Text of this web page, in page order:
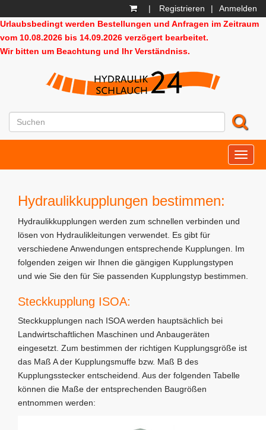
| Registrieren |
Anmelden
Urlaubsbedingt werden Bestellungen und Anfragen im Zeitraum
vom 10.08.2026 bis 14.09.2026 verzögert bearbeitet.
Wir bitten um Beachtung und Ihr Verständniss.
Hydraulikkupplungen bestimmen:
Hydraulikkupplungen werden zum schnellen verbinden und
lösen von Hydraulikleitungen verwendet. Es gibt für
verschiedene Anwendungen entsprechende Kupplungen. Im
folgenden zeigen wir Ihnen die gängigen Kupplungstypen
und wie Sie den für Sie passenden Kupplungstyp bestimmen.
Steckkupplung ISOA:
Steckkupplungen nach ISOA werden hauptsächlich bei
Landwirtschaftlichen Maschinen und Anbaugeräten
eingesetzt. Zum bestimmen der richtigen Kupplungsgröße ist
das Maß A der Kupplungsmuffe bzw. Maß B des
Kupplungsstecker entscheidend. Aus der folgenden Tabelle
können die Maße der entsprechenden Baugrößen
entnommen werden: